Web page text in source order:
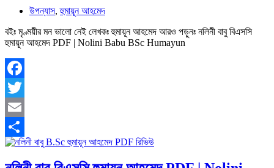
উপন্যাস,হুমায়ূন আহমেদ
বইঃ মৃণ্ময়ীর মন ভালো নেই লেখকঃ হুমায়ূন আহমেদ আরও পড়ুনঃ নলিনী বাবু বিএসসি
হুমায়ূন আহমেদ PDF | Nolini Babu BSc Humayun
Facebook
Twitter
Email
Share